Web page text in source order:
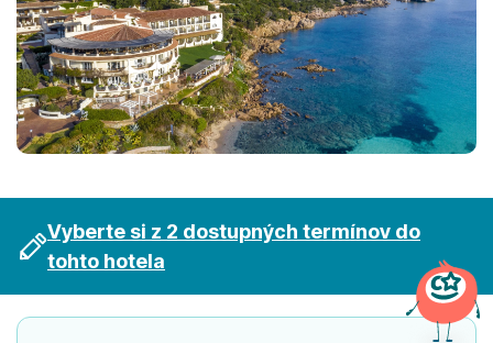
Vyberte si z 2 dostupných termínov do
tohto hotela